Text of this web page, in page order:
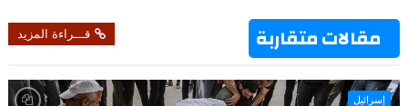
مقالات متقاربة قـــراءة المزيد
إسرائيل